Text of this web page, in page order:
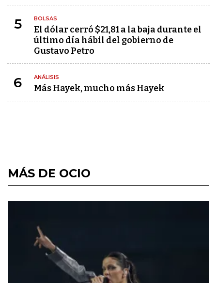
5 BOLSAS
El dólar cerró $21,81 a la baja durante el
último día hábil del gobierno de
Gustavo Petro
6 ANÁLISIS
Más Hayek, mucho más Hayek
MÁS DE OCIO